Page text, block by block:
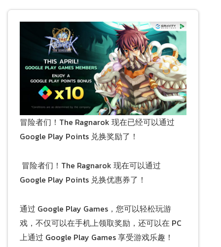
冒险者们！The Ragnarok 现在已经可以通过
Google Play Points 兑换奖励了！
冒险者们！The Ragnarok 现在可以通过
Google Play Points 兑换优惠券了！
通过 Google Play Games，您可以轻松玩游
戏，不仅可以在手机上领取奖励，还可以在 PC
上通过 Google Play Games 享受游戏乐趣！